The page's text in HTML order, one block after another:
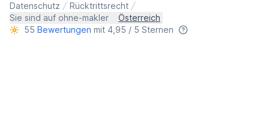
Datenschutz
Rücktrittsrecht
Sie sind auf ohne-makler
Österreich
55 Bewertungen mit 4,95 / 5 Sternen